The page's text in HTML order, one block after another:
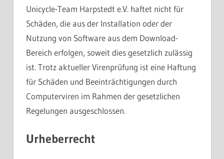
Unicycle-Team Harpstedt e.V. haftet nicht für
Schäden, die aus der Installation oder der
Nutzung von Software aus dem Download-
Bereich erfolgen, soweit dies gesetzlich zulässig
ist. Trotz aktueller Virenprüfung ist eine Haftung
für Schäden und Beeinträchtigungen durch
Computerviren im Rahmen der gesetzlichen
Regelungen ausgeschlossen.
Urheberrecht